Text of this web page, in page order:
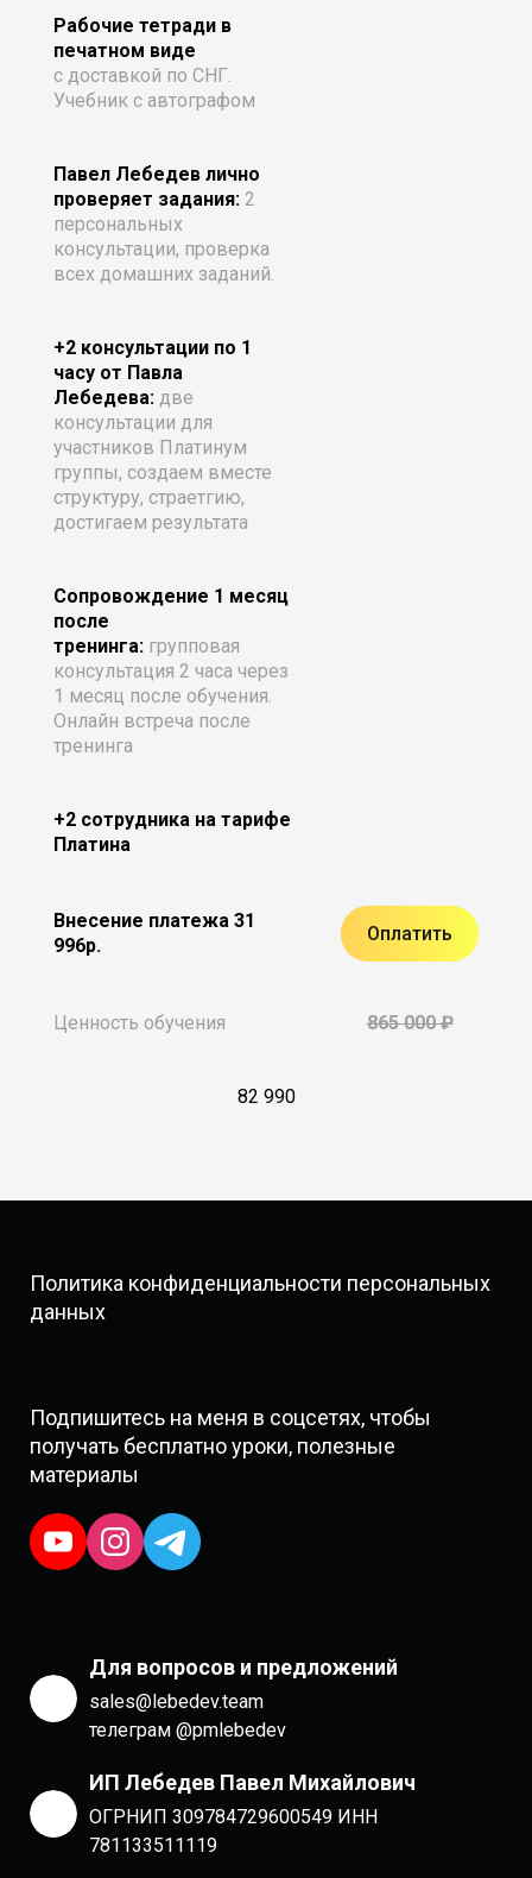
Рабочие тетради в
печатном виде
с доставкой по СНГ.
Учебник с автографом
Павел Лебедев лично
проверяет задания: 2
персональных
консультации, проверка
всех домашних заданий.
+2 консультации по 1
часу от Павла
Лебедева: две
консультации для
участников Платинум
группы, создаем вместе
структуру, страетгию,
достигаем результата
Сопровождение 1 месяц
после
тренинга: групповая
консультация 2 часа через
1 месяц после обучения.
Онлайн встреча после
тренинга
+2 сотрудника на тарифе
Платина
Внесение платежа 31
996р.
Оплатить
Ценность обучения 865 000 ₽
82 990
Политика конфиденциальности персональных
данных
Подпишитесь на меня в соцсетях, чтобы
получать бесплатно уроки, полезные
материалы
Для вопросов и предложений
sales@lebedev.team
телеграм @pmlebedev
ИП Лебедев Павел Михайлович
ОГРНИП 309784729600549 ИНН
781133511119